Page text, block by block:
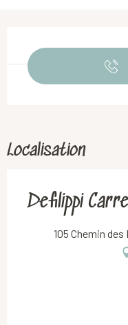
Localisation
Defilippi
105 Chemin